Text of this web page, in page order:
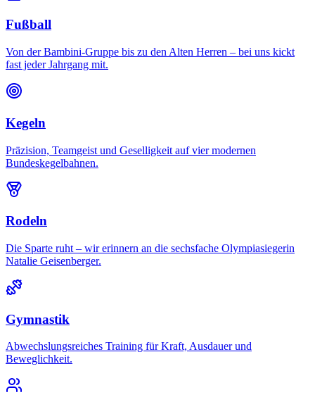
Fußball
Von der Bambini-Gruppe bis zu den Alten Herren – bei uns kickt
fast jeder Jahrgang mit.
Kegeln
Präzision, Teamgeist und Geselligkeit auf vier modernen
Bundeskegelbahnen.
Rodeln
Die Sparte ruht – wir erinnern an die sechsfache Olympiasiegerin
Natalie Geisenberger.
Gymnastik
Abwechslungsreiches Training für Kraft, Ausdauer und
Beweglichkeit.